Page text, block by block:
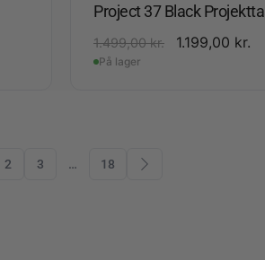
Project 37 Black
1.499,00kr. 1.199,00 kr.
På lager
2 3 … 18